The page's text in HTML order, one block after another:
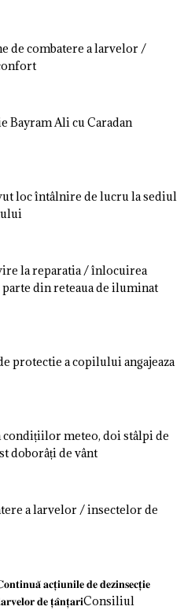
de combatere a larvelor /
Bayram Ali cu Caradan
loc întâlnire de lucru la sediul
la reparatia / înlocuirea
din reteaua de iluminat
protectie a copilului angajeaza
condițiilor meteo, doi stâlpi de
doborâți de vânt
a larvelor / insectelor de
𝐚𝐜𝐭̦𝐢𝐮𝐧𝐢𝐥𝐞 𝐝𝐞 𝐝𝐞𝐳𝐢𝐧𝐬𝐞𝐜𝐭̦𝐢𝐞
𝐝𝐞 𝐭̦𝐚̂𝐧𝐭̦𝐚𝐫𝐢Consiliul